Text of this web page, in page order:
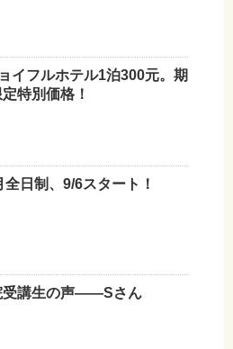
イフルホテル1泊300元。期
特別価格！
全日制、9/6スタート！
受講生の声——Sさん